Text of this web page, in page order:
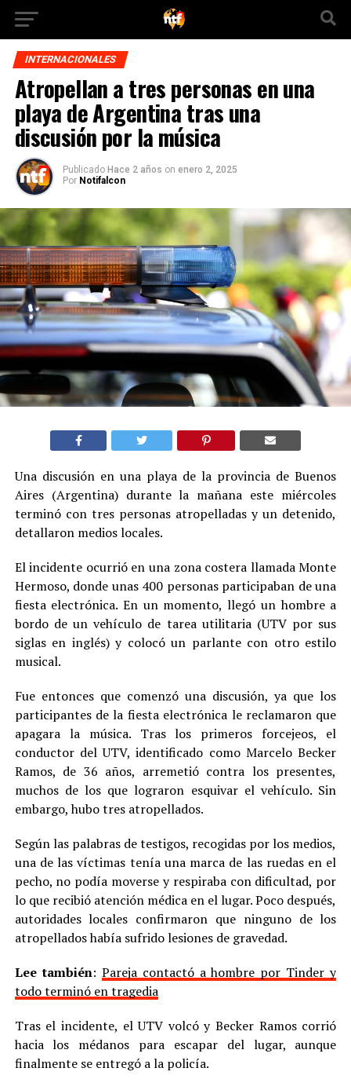
INTERNACIONALES
Atropellan a tres personas en una
playa de Argentina tras una
discusión por la música
Publicado Hace 2 años on enero 2, 2025
Por Notifalcon
Una discusión en una playa de la provincia de Buenos
Aires (Argentina) durante la mañana este miércoles
terminó con tres personas atropelladas y un detenido,
detallaron medios locales.
El incidente ocurrió en una zona costera llamada Monte
Hermoso, donde unas 400 personas participaban de una
fiesta electrónica. En un momento, llegó un hombre a
bordo de un vehículo de tarea utilitaria (UTV por sus
siglas en inglés) y colocó un parlante con otro estilo
musical.
Fue entonces que comenzó una discusión, ya que los
participantes de la fiesta electrónica le reclamaron que
apagara la música. Tras los primeros forcejeos, el
conductor del UTV, identificado como Marcelo Becker
Ramos, de 36 años, arremetió contra los presentes,
muchos de los que lograron esquivar el vehículo. Sin
embargo, hubo tres atropellados.
Según las palabras de testigos, recogidas por los medios,
una de las víctimas tenía una marca de las ruedas en el
pecho, no podía moverse y respiraba con dificultad, por
lo que recibió atención médica en el lugar. Poco después,
autoridades locales confirmaron que ninguno de los
atropellados había sufrido lesiones de gravedad.
Lee también: Pareja contactó a hombre por Tinder y
todo terminó en tragedia
Tras el incidente, el UTV volcó y Becker Ramos corrió
hacia los médanos para escapar del lugar, aunque
finalmente se entregó a la policía.